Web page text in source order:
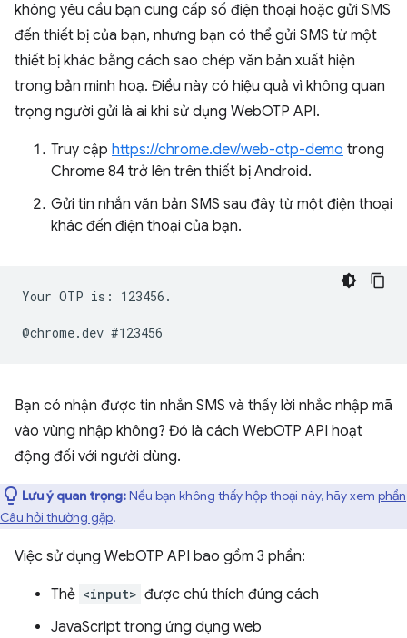
không yêu cầu bạn cung cấp số điện thoại hoặc gửi SMS
đến thiết bị của bạn, nhưng bạn có thể gửi SMS từ một
thiết bị khác bằng cách sao chép văn bản xuất hiện
trong bản minh hoạ. Điều này có hiệu quả vì không quan
trọng người gửi là ai khi sử dụng WebOTP API.
Truy cập https://chrome.dev/web-otp-demo trong
Chrome 84 trở lên trên thiết bị Android.
Gửi tin nhắn văn bản SMS sau đây từ một điện thoại
khác đến điện thoại của bạn.
Your OTP is: 123456.
Bạn có nhận được tin nhắn SMS và thấy lời nhắc nhập mã
vào vùng nhập không? Đó là cách WebOTP API hoạt
động đối với người dùng.
Lưu ý quan trọng:Nếu bạn không thấy hộp thoại này, hãy xem phần
Câu hỏi thường gặp.
Việc sử dụng WebOTP API bao gồm 3 phần:
Thẻ <input> được chú thích đúng cách
JavaScript trong ứng dụng web